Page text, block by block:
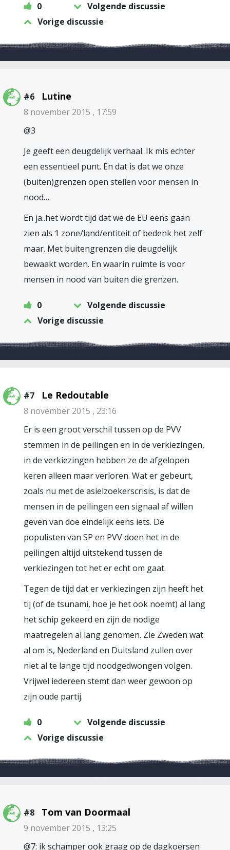
0
Volgende discussie
Vorige discussie
#6 Lutine
8 november 2015 , 17:59
@3
Je geeft een deugdelijk verhaal. Ik mis echter
een essentieel punt. En dat is dat we onze
(buiten)grenzen open stellen voor mensen in
nood….
En ja..het wordt tijd dat we de EU eens gaan
zien als 1 zone/land/entiteit of bedenk het zelf
maar. Met buitengrenzen die deugdelijk
bewaakt worden. En waarin ruimte is voor
mensen in nood van buiten die grenzen.
0
Volgende discussie
Vorige discussie
#7 Le Redoutable
8 november 2015 , 23:16
Er is een groot verschil tussen op de PVV
stemmen in de peilingen en in de verkiezingen,
in de verkiezingen hebben ze de afgelopen
keren alleen maar verloren. Wat er gebeurt,
zoals nu met de asielzoekerscrisis, is dat de
mensen in de peilingen een signaal af willen
geven van doe eindelijk eens iets. De
populisten van SP en PVV doen het in de
peilingen altijd uitstekend tussen de
verkiezingen tot het er echt om gaat.
Tegen de tijd dat er verkiezingen zijn heeft het
tij (of de tsunami, hoe je het ook noemt) al lang
het schip gekeerd en zijn de nodige
maatregelen al lang genomen. Zie Zweden wat
al om is, Nederland en Duitsland zullen over
niet al te lange tijd noodgedwongen volgen.
Vrijwel iedereen stemt dan weer gewoon op
zijn oude partij.
0
Volgende discussie
Vorige discussie
#8 Tom van Doormaal
9 november 2015 , 13:25
@7: ik schamper ook graag op de dagkoersen